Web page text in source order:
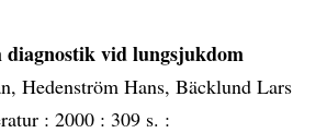
diagnostik vid lungsjukdom
Hedenström Hans, Bäcklund Lars
: 2000 : 309 s. :